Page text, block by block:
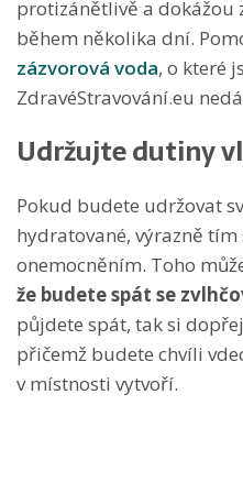
protizánětlivě a
během několika dní.
zázvorová voda, o které
ZdravéStravování.eu
Udržujte dutiny
Pokud budete udržovat
hydratované, výrazně
onemocněním. Toho
že budete spát se
půjdete spát, tak si
přičemž budete chvíli
v místnosti vytvoří.